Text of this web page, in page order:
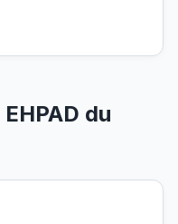
EHPAD du